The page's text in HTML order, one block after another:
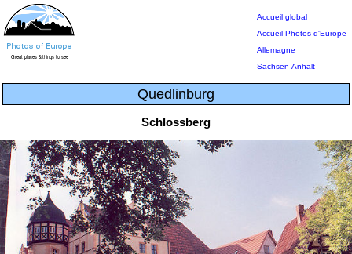
Accueil global
Accueil Photos d'Europe
Allemagne
Sachsen-Anhalt
Quedlinburg
Schlossberg